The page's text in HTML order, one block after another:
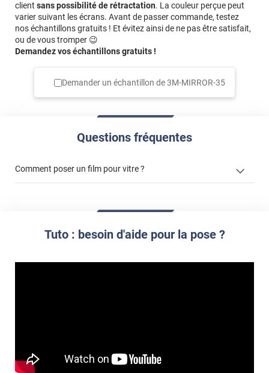
client sans possibilité de rétractation. La couleur perçue peut
varier suivant les écrans. Avant de passer commande, testez
nos échantillons gratuits ! Et évitez ainsi de ne pas être satisfait,
ou de vous tromper 😉
Demandez vos échantillons gratuits !
Demander un échantillon de3M-MIRROR-35
Questions fréquentes
Comment poser un film pour vitre ?
Tuto : besoin d'aide pour la pose ?